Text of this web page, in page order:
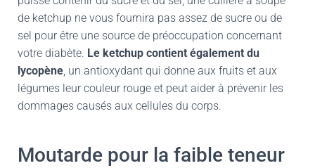
de ketchup ne vous fournira pas assez de sucre ou de
sel pour être une source de préoccupation concernant
votre diabète. Le ketchup contient également du
lycopène, un antioxydant qui donne aux fruits et aux
légumes leur couleur rouge et peut aider à prévenir les
dommages causés aux cellules du corps.
Moutarde pour la faible teneur